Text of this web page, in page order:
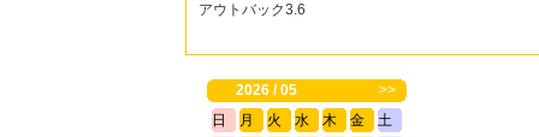
アウトバック3.6
2026 / 05
>>
日
月 火 水 木 金 土